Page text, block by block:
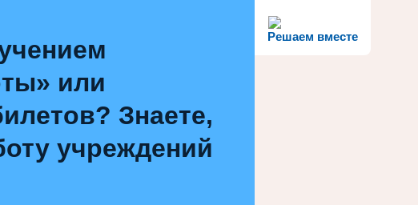
Решаем вместе
или
Знаете,
учреждений